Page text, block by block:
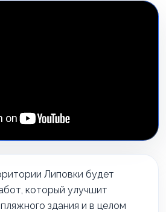
Липовки будет
который улучшит
здания и в целом